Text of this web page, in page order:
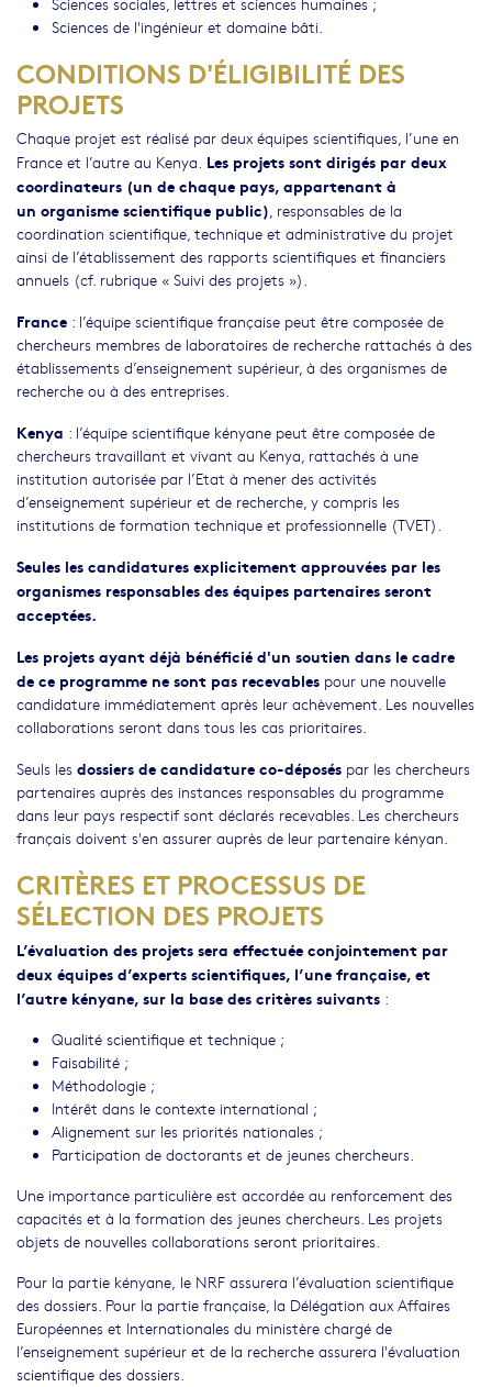
Sciences de l'ingénieur et domaine bâti.
CONDITIONS D'ÉLIGIBILITÉ DES
PROJETS
Chaque projet est réalisé par deux équipes scientifiques, l’une en
France et l’autre au Kenya. Les projets sont dirigés par deux
coordinateurs (un de chaque pays, appartenant à
un organisme scientifique public), responsables de la
coordination scientifique, technique et administrative du projet
ainsi de l’établissement des rapports scientifiques et financiers
annuels (cf. rubrique « Suivi des projets »).
France : l’équipe scientifique française peut être composée de
chercheurs membres de laboratoires de recherche rattachés à des
établissements d’enseignement supérieur, à des organismes de
recherche ou à des entreprises.
Kenya : l’équipe scientifique kényane peut être composée de
chercheurs travaillant et vivant au Kenya, rattachés à une
institution autorisée par l’Etat à mener des activités
d’enseignement supérieur et de recherche, y compris les
institutions de formation technique et professionnelle (TVET).
Seules les candidatures explicitement approuvées par les
organismes responsables des équipes partenaires seront
acceptées.
Les projets ayant déjà bénéficié d'un soutien dans le cadre
de ce programme ne sont pas recevables pour une nouvelle
candidature immédiatement après leur achèvement. Les nouvelles
collaborations seront dans tous les cas prioritaires.
Seuls les dossiers de candidature co-déposés par les chercheurs
partenaires auprès des instances responsables du programme
dans leur pays respectif sont déclarés recevables. Les chercheurs
français doivent s'en assurer auprès de leur partenaire kényan.
CRITÈRES ET PROCESSUS DE
SÉLECTION DES PROJETS
L’évaluation des projets sera effectuée conjointement par
deux équipes d’experts scientifiques, l’une française, et
l’autre kényane, sur la base des critères suivants :
Qualité scientifique et technique ;
Faisabilité ;
Méthodologie ;
Intérêt dans le contexte international ;
Alignement sur les priorités nationales ;
Participation de doctorants et de jeunes chercheurs.
Une importance particulière est accordée au renforcement des
capacités et à la formation des jeunes chercheurs. Les projets
objets de nouvelles collaborations seront prioritaires.
Pour la partie kényane, le NRF assurera l’évaluation scientifique
des dossiers. Pour la partie française, la Délégation aux Affaires
Européennes et Internationales du ministère chargé de
l’enseignement supérieur et de la recherche assurera l'évaluation
scientifique des dossiers.